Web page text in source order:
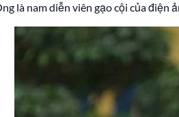
là nam diễn viên gạo cội của